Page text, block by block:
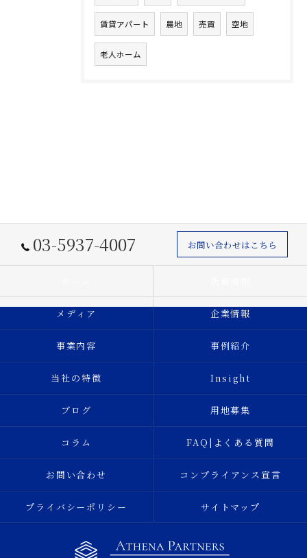
賃貸アパート 農地 売買 空地
老人ホーム
03-5937-4007 お問い合わせはこちら
メディア 企業情報
事業内容 事例紹介
当社の特徴 Insight
ブログ 用地募集
コラム FAQ|よくある質問
お問い合わせ コンプライアンス宣言
プライバシーポリシー サイトマップ